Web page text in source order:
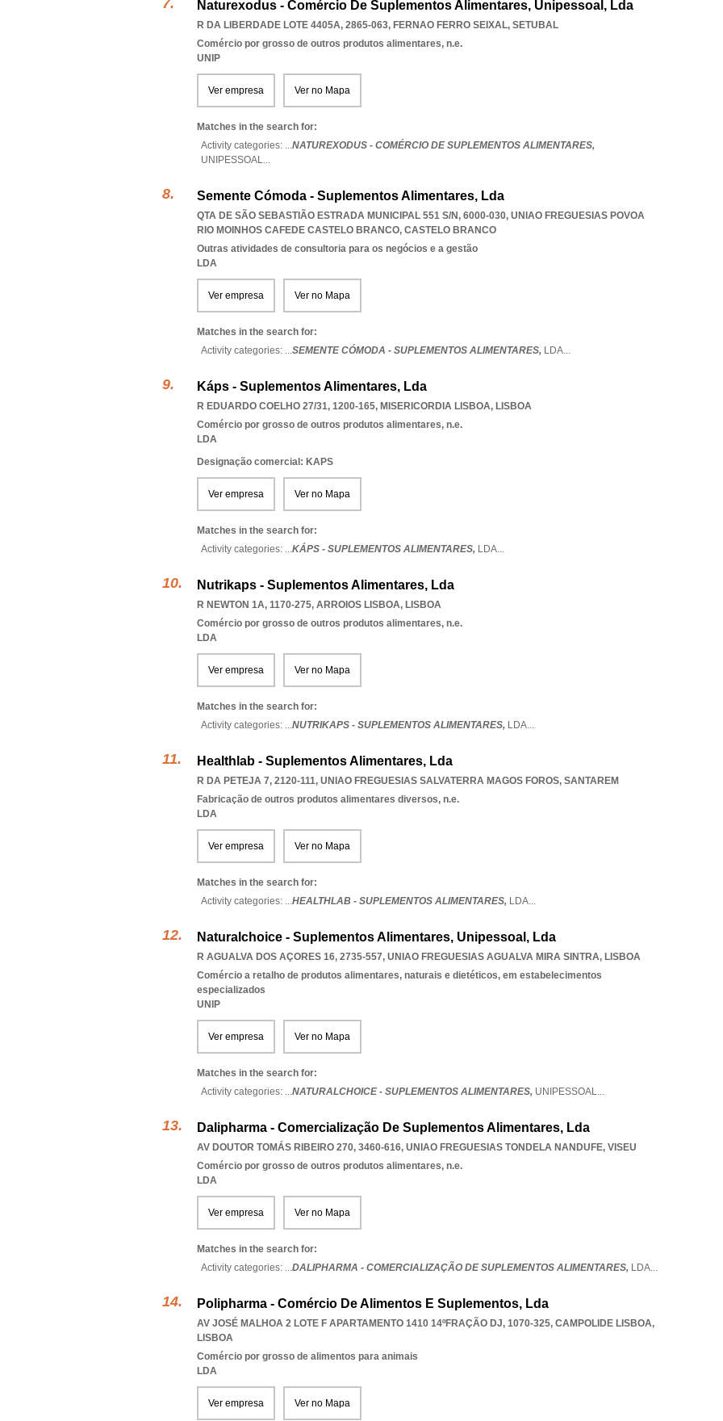
Naturexodus - Comércio De Suplementos Alimentares, Unipessoal, Lda
R DA LIBERDADE LOTE 4405A, 2865-063, FERNAO FERRO SEIXAL, SETUBAL
Comércio por grosso de outros produtos alimentares, n.e.
UNIP
Ver empresa Ver no Mapa
Matches in the search for:
Activity categories: ...NATUREXODUS - COMÉRCIO DE SUPLEMENTOS ALIMENTARES,
UNIPESSOAL...
Semente Cómoda - Suplementos Alimentares, Lda
QTA DE SÃO SEBASTIÃO ESTRADA MUNICIPAL 551 S/N, 6000-030, UNIAO FREGUESIAS POVOA
RIO MOINHOS CAFEDE CASTELO BRANCO, CASTELO BRANCO
Outras atividades de consultoria para os negócios e a gestão
LDA
Ver empresa Ver no Mapa
Matches in the search for:
Activity categories: ...SEMENTE CÓMODA - SUPLEMENTOS ALIMENTARES, LDA...
Káps - Suplementos Alimentares, Lda
R EDUARDO COELHO 27/31, 1200-165, MISERICORDIA LISBOA, LISBOA
Comércio por grosso de outros produtos alimentares, n.e.
LDA
Designação comercial: KAPS
Ver empresa Ver no Mapa
Matches in the search for:
Activity categories: ...KÁPS - SUPLEMENTOS ALIMENTARES, LDA...
Nutrikaps - Suplementos Alimentares, Lda
R NEWTON 1A, 1170-275, ARROIOS LISBOA, LISBOA
Comércio por grosso de outros produtos alimentares, n.e.
LDA
Ver empresa Ver no Mapa
Matches in the search for:
Activity categories: ...NUTRIKAPS - SUPLEMENTOS ALIMENTARES, LDA...
Healthlab - Suplementos Alimentares, Lda
R DA PETEJA 7, 2120-111, UNIAO FREGUESIAS SALVATERRA MAGOS FOROS, SANTAREM
Fabricação de outros produtos alimentares diversos, n.e.
LDA
Ver empresa Ver no Mapa
Matches in the search for:
Activity categories: ...HEALTHLAB - SUPLEMENTOS ALIMENTARES, LDA...
Naturalchoice - Suplementos Alimentares, Unipessoal, Lda
R AGUALVA DOS AÇORES 16, 2735-557, UNIAO FREGUESIAS AGUALVA MIRA SINTRA, LISBOA
Comércio a retalho de produtos alimentares, naturais e dietéticos, em estabelecimentos
especializados
UNIP
Ver empresa Ver no Mapa
Matches in the search for:
Activity categories: ...NATURALCHOICE - SUPLEMENTOS ALIMENTARES, UNIPESSOAL...
Dalipharma - Comercialização De Suplementos Alimentares, Lda
AV DOUTOR TOMÁS RIBEIRO 270, 3460-616, UNIAO FREGUESIAS TONDELA NANDUFE, VISEU
Comércio por grosso de outros produtos alimentares, n.e.
LDA
Ver empresa Ver no Mapa
Matches in the search for:
Activity categories: ...DALIPHARMA - COMERCIALIZAÇÃO DE SUPLEMENTOS ALIMENTARES, LDA...
Polipharma - Comércio De Alimentos E Suplementos, Lda
AV JOSÉ MALHOA 2 LOTE F APARTAMENTO 1410 14ºFRAÇÃO DJ, 1070-325, CAMPOLIDE LISBOA,
LISBOA
Comércio por grosso de alimentos para animais
LDA
Ver empresa Ver no Mapa